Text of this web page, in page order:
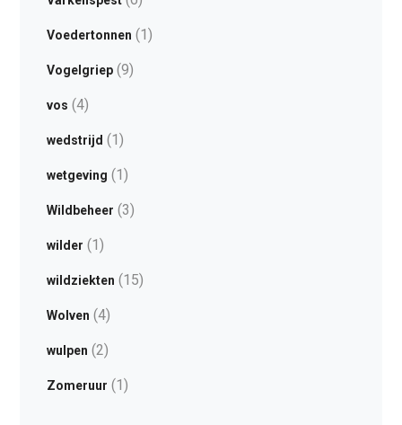
Voedertonnen (1)
Vogelgriep(9)
vos (4)
wedstrijd (1)
wetgeving (1)
Wildbeheer (3)
wilder (1)
wildziekten (15)
Wolven (4)
wulpen (2)
Zomeruur (1)